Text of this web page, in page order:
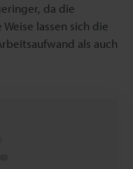
da die
lassen sich die
als auch